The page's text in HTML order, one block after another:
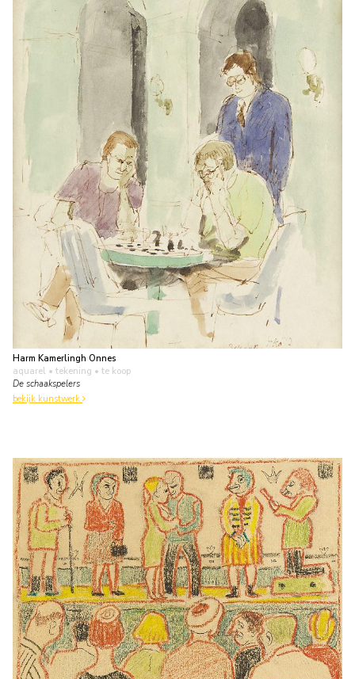
Harm Kamerlingh Onnes
aquarel • tekening • te koop
De schaakspelers
bekijk kunstwerk